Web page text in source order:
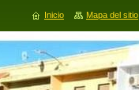
Inicio Mapa del sitio